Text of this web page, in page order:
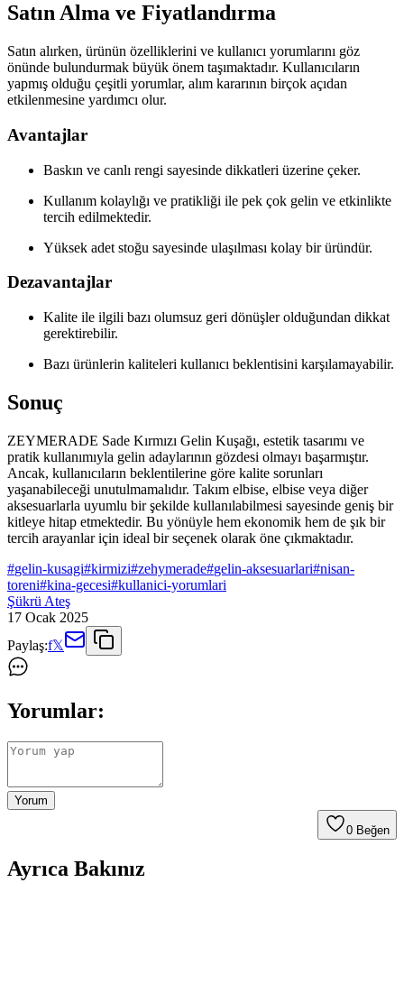
Satın Alma ve Fiyatlandırma
Satın alırken, ürünün özelliklerini ve kullanıcı yorumlarını göz
önünde bulundurmak büyük önem taşımaktadır. Kullanıcıların
yapmış olduğu çeşitli yorumlar, alım kararının birçok açıdan
etkilenmesine yardımcı olur.
Avantajlar
Baskın ve canlı rengi sayesinde dikkatleri üzerine çeker.
Kullanım kolaylığı ve pratikliği ile pek çok gelin ve etkinlikte
tercih edilmektedir.
Yüksek adet stoğu sayesinde ulaşılması kolay bir üründür.
Dezavantajlar
Kalite ile ilgili bazı olumsuz geri dönüşler olduğundan dikkat
gerektirebilir.
Bazı ürünlerin kaliteleri kullanıcı beklentisini karşılamayabilir.
Sonuç
ZEYMERADE Sade Kırmızı Gelin Kuşağı, estetik tasarımı ve
pratik kullanımıyla gelin adaylarının gözdesi olmayı başarmıştır.
Ancak, kullanıcıların beklentilerine göre kalite sorunları
yaşanabileceği unutulmamalıdır. Takım elbise, elbise veya diğer
aksesuarlarla uyumlu bir şekilde kullanılabilmesi sayesinde geniş bir
kitleye hitap etmektedir. Bu yönüyle hem ekonomik hem de şık bir
tercih arayanlar için ideal bir seçenek olarak öne çıkmaktadır.
#gelin-kusagi#kirmizi#zehymerade#gelin-aksesuarlari#nisan-
toreni#kina-gecesi#kullanici-yorumlari
Şükrü Ateş
17 Ocak 2025
Paylaş:f𝕏
Yorumlar:
Yorum
0 Beğen
Ayrıca Bakınız